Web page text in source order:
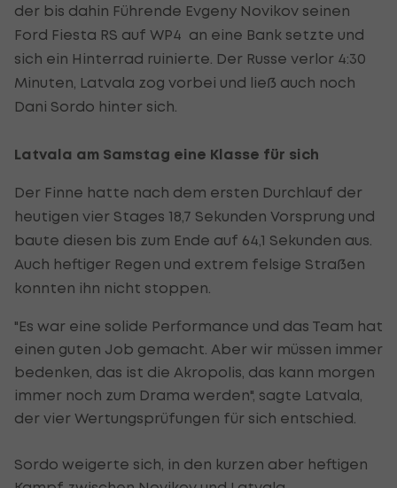
der bis dahin Führende Evgeny Novikov seinen
Ford Fiesta RS auf WP4 an eine Bank setzte und
sich ein Hinterrad ruinierte. Der Russe verlor 4:30
Minuten, Latvala zog vorbei und ließ auch noch
Dani Sordo hinter sich.
Latvala am Samstag eine Klasse für sich
Der Finne hatte nach dem ersten Durchlauf der
heutigen vier Stages 18,7 Sekunden Vorsprung und
baute diesen bis zum Ende auf 64,1 Sekunden aus.
Auch heftiger Regen und extrem felsige Straßen
konnten ihn nicht stoppen.
"Es war eine solide Performance und das Team hat
einen guten Job gemacht. Aber wir müssen immer
bedenken, das ist die Akropolis, das kann morgen
immer noch zum Drama werden", sagte Latvala,
der vier Wertungsprüfungen für sich entschied.
Sordo weigerte sich, in den kurzen aber heftigen